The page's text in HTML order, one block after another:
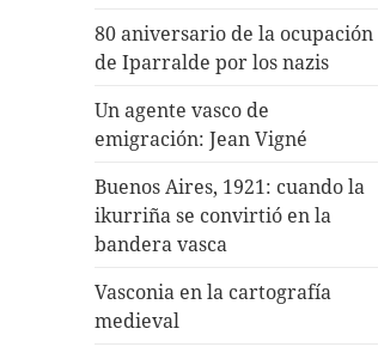
80 aniversario de la ocupación
de Iparralde por los nazis
Un agente vasco de
emigración: Jean Vigné
Buenos Aires, 1921: cuando la
ikurriña se convirtió en la
bandera vasca
Vasconia en la cartografía
medieval